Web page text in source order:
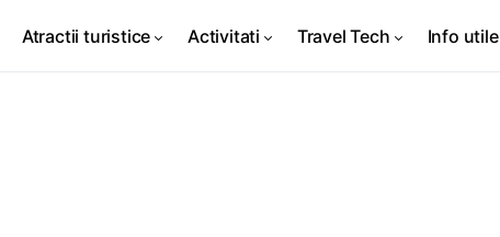
Atractii turistice Activitati Travel Tech Info utile